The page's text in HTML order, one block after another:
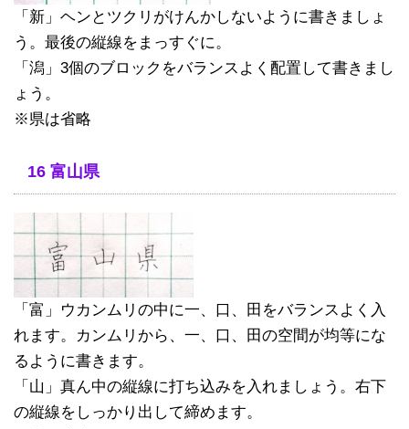
「新」ヘンとツクリがけんかしないように書きましょ
う。最後の縦線をまっすぐに。
「潟」3個のブロックをバランスよく配置して書きまし
ょう。
※県は省略
16 富山県
「富」ウカンムリの中に一、口、田をバランスよく入
れます。カンムリから、一、口、田の空間が均等にな
るように書きます。
「山」真ん中の縦線に打ち込みを入れましょう。右下
の縦線をしっかり出して締めます。